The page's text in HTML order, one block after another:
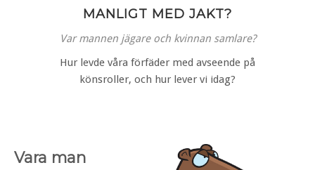
MANLIGT MED JAKT?
Var mannen jägare och kvinnan samlare?
Hur levde våra förfäder med avseende på
könsroller, och hur lever vi idag?
Vara man